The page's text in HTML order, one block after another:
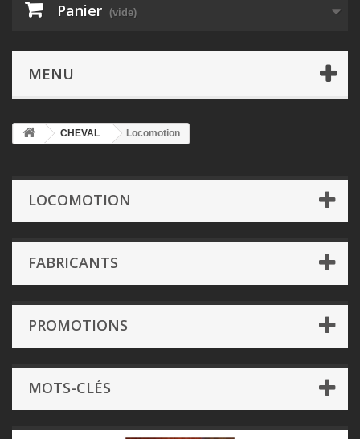
Panier (vide)
MENU
CHEVAL Locomotion
LOCOMOTION
FABRICANTS
PROMOTIONS
MOTS-CLÉS